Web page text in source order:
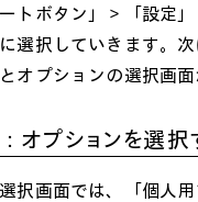
トボタン」＞「設定
に選択していきます。
オプションの選択画面
オプションを選択
択画面では、「個人